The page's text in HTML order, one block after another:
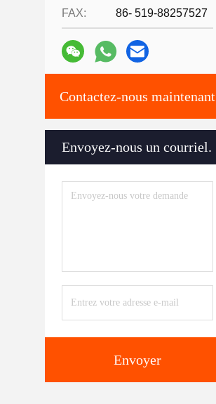
FAX: 86- 519-88257527
Contactez-nous maintenant
Envoyez-nous un courriel.
Envoyer